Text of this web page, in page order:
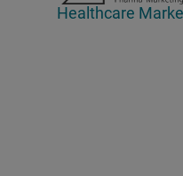
Header
Healthcare